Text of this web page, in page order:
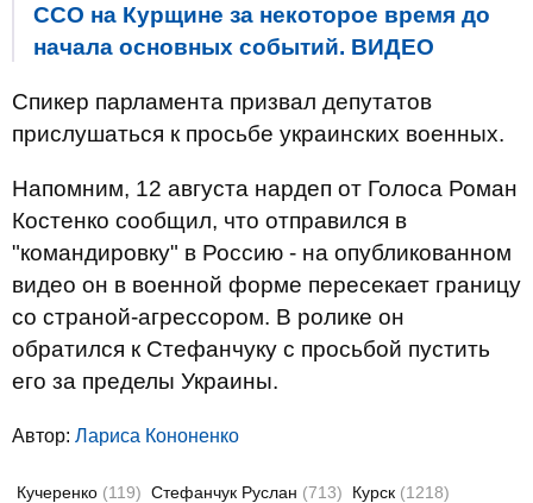
ССО на Курщине за некоторое время до
начала основных событий. ВИДЕО
Спикер парламента призвал депутатов
прислушаться к просьбе украинских военных.
Напомним, 12 августа нардеп от Голоса Роман
Костенко сообщил, что отправился в
"командировку" в Россию - на опубликованном
видео он в военной форме пересекает границу
со страной-агрессором. В ролике он
обратился к Стефанчуку с просьбой пустить
его за пределы Украины.
Автор: Лариса Кононенко
Кучеренко (119) Стефанчук Руслан (713) Курск (1218)